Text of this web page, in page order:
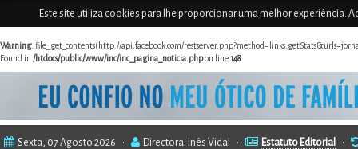
Este site utiliza cookies para lhe proporcionar uma melhor experiência.
Warning: file_get_contents(http://api.facebook.com/
Found in /htdocs/public/www/inc/inc_pagina_noticia.phpon line148
Sexta, 07 Agosto 2026 • Directora: Inês Vidal • Estatuto Editorial •